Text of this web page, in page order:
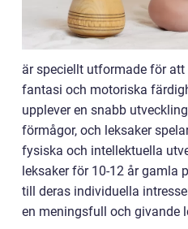
är speciellt utformade för
fantasi och motoriska
upplever en snabb
förmågor, och leksaker
fysiska och intellektuella
leksaker för 10-12 år gamla
till deras individuella
en meningsfull och givande